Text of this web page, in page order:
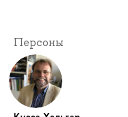
Персоны